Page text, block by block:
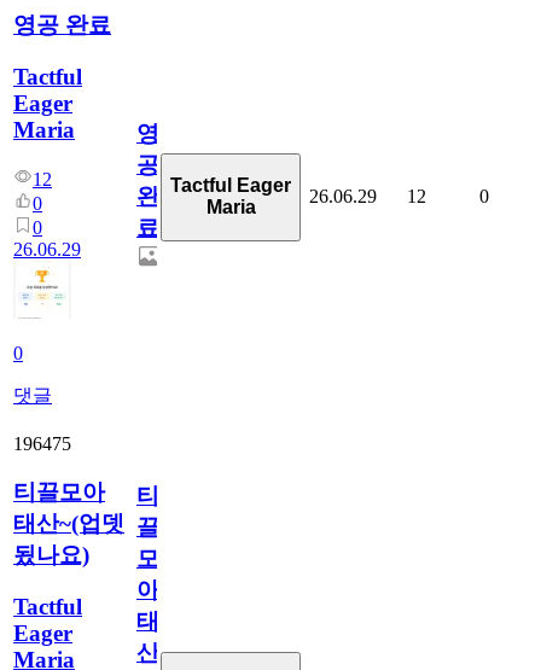
영공 완료
Tactful
Eager
Maria
12
0
0
26.06.29
0
댓글
영
공
완
료
Tactful Eager
Maria
26.06.29 12 0
196475
티끌모아
태산~(업뎃
됬나요)
Tactful
Eager
Maria
티
끌
모
아
태
산